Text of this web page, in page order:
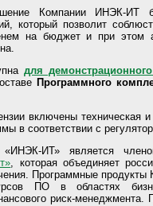
Компании ИНЭК-ИТ
который позволит
на бюджет и при этом
для
Программного
включены техническая
в соответствии с
ИТ» является
, которая объединяет
Программные продукты
ПО в областях
риск-